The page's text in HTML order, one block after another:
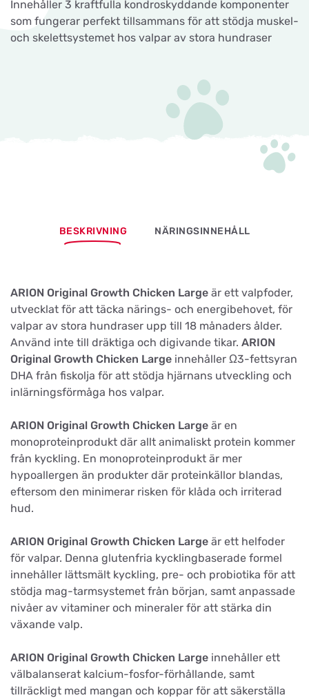
Innehåller 3 kraftfulla kondroskyddande komponenter
som fungerar perfekt tillsammans för att stödja muskel-
och skelettsystemet hos valpar av stora hundraser
BESKRIVNING NÄRINGSINNEHÅLL
ARION Original Growth Chicken Large är ett valpfoder,
utvecklat för att täcka närings- och energibehovet, för
valpar av stora hundraser upp till 18 månaders ålder.
Använd inte till dräktiga och digivande tikar. ARION
Original Growth Chicken Large innehåller Ω3-fettsyran
DHA från fiskolja för att stödja hjärnans utveckling och
inlärningsförmåga hos valpar.
ARION Original Growth Chicken Large är en
monoproteinprodukt där allt animaliskt protein kommer
från kyckling. En monoproteinprodukt är mer
hypoallergen än produkter där proteinkällor blandas,
eftersom den minimerar risken för klåda och irriterad
hud.
ARION Original Growth Chicken Large är ett helfoder
för valpar. Denna glutenfria kycklingbaserade formel
innehåller lättsmält kyckling, pre- och probiotika för att
stödja mag-tarmsystemet från början, samt anpassade
nivåer av vitaminer och mineraler för att stärka din
växande valp.
ARION Original Growth Chicken Large innehåller ett
välbalanserat kalcium-fosfor-förhållande, samt
tillräckligt med mangan och koppar för att säkerställa